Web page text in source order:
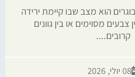
הוא מצב שבו קיימת ירידה
צבעים מסוימים או בין גוונים
קרובים....
08 יולי, 2026